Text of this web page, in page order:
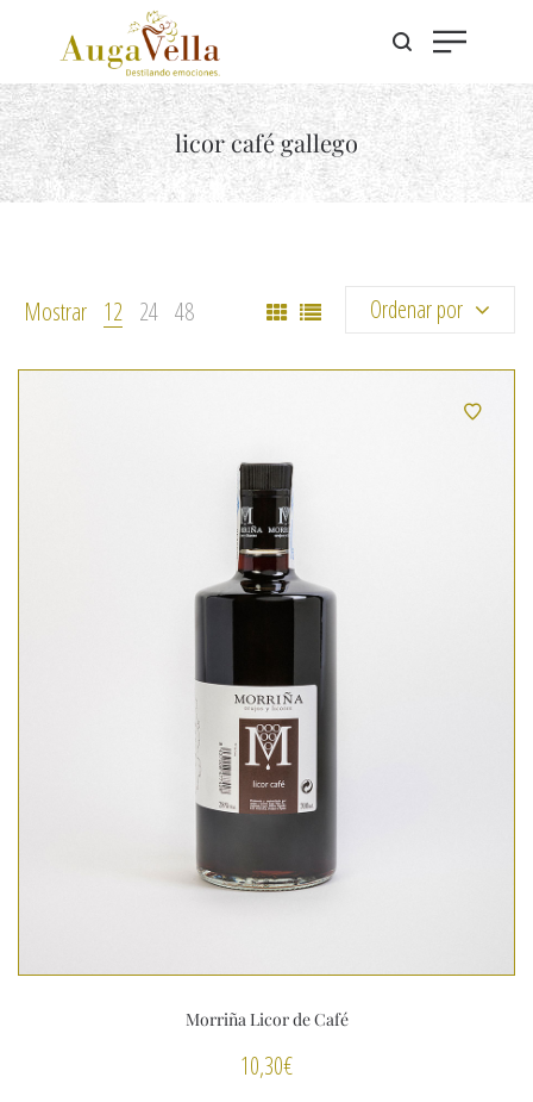
licor café gallego
Mostrar 12 24 48 Ordenar por
Morriña Licor de Café
10,30€